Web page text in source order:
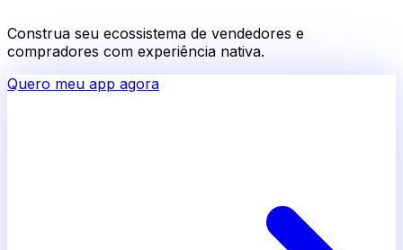
Construa seu ecossistema de vendedores e
compradores com experiência nativa.
Quero meu app agora